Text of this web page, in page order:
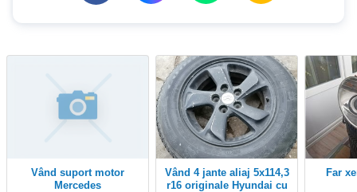
Vând suport motor
Mercedes
Vând 4 jante aliaj 5x114,3
r16 originale Hyundai cu
Far